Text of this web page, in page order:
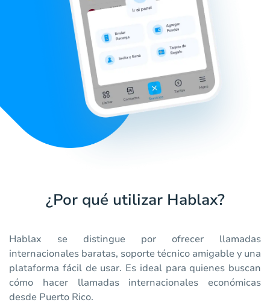
¿Por qué utilizar Hablax?
Hablax se distingue por ofrecer llamadas
internacionales baratas, soporte técnico amigable y una
plataforma fácil de usar. Es ideal para quienes buscan
cómo hacer llamadas internacionales económicas
desde Puerto Rico.